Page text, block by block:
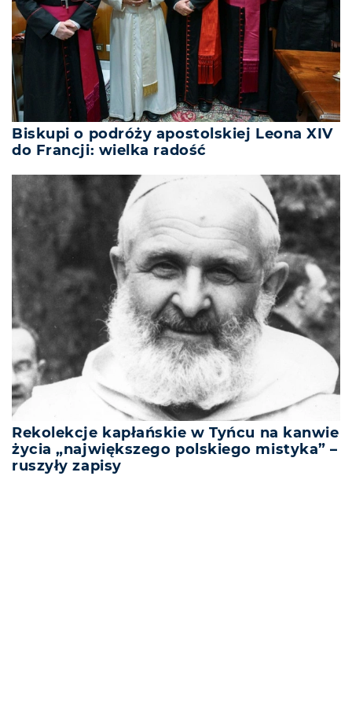
Biskupi o podróży apostolskiej Leona XIV
do Francji: wielka radość
Rekolekcje kapłańskie w Tyńcu na kanwie
życia „największego polskiego mistyka” –
ruszyły zapisy